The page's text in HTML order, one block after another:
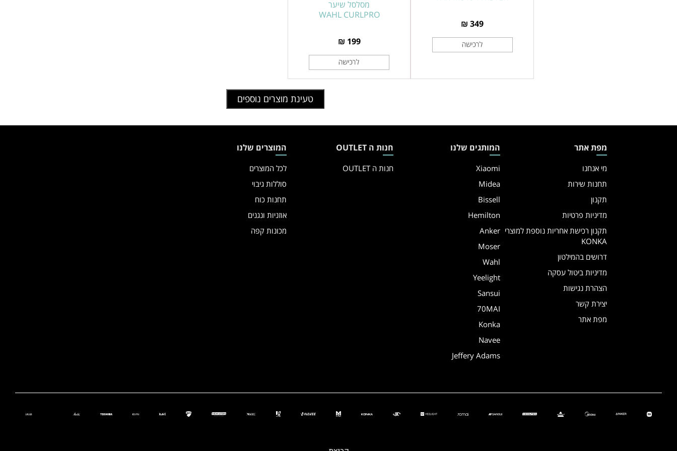
349 ₪
WAHL
מסלסל שיער
WAHL CURLPRO
199 ₪
טעינת מוצרים נוספים
מפת אתר
מי אנחנו
תחנות שירות
תקנון
מדיניות פרטיות
תקנון רכישת אחריות נוספת למוצרי
KONKA
דרושים בהמילטון
מדיניות ביטול עסקה
הצהרת נגישות
יצירת קשר
מפת אתר
המותגים שלנו
Xiaomi
Midea
Bissell
Hemilton
Anker
Moser
Wahl
Yeelight
Sansui
70MAI
Konka
Navee
Jeffery Adams
חנות ה OUTLET
חנות ה OUTLET
המוצרים שלנו
לכל המוצרים
סוללות גיבוי
תחנות כוח
אוזניות ונגנים
מכונות קפה